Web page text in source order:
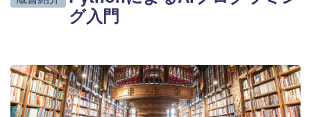
グ入門